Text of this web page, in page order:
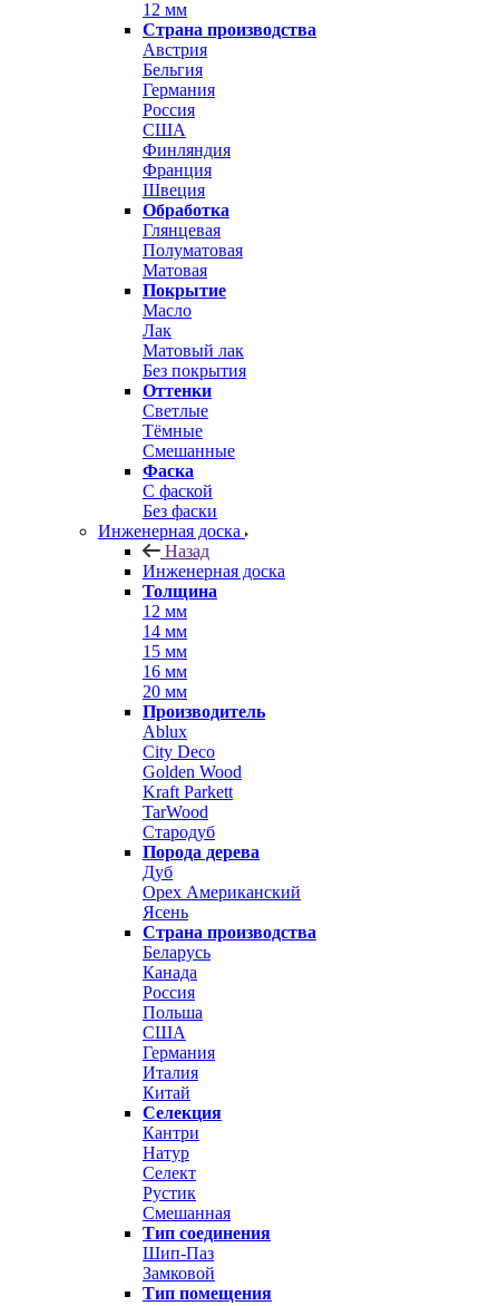
12 мм
Страна производства
Австрия
Бельгия
Германия
Россия
США
Финляндия
Франция
Швеция
Обработка
Глянцевая
Полуматовая
Матовая
Покрытие
Масло
Лак
Матовый лак
Без покрытия
Оттенки
Светлые
Тёмные
Смешанные
Фаска
С фаской
Без фаски
Инженерная доска
Назад
Инженерная доска
Толщина
12 мм
14 мм
15 мм
16 мм
20 мм
Производитель
Ablux
City Deco
Golden Wood
Kraft Parkett
TarWood
Стародуб
Порода дерева
Дуб
Орех Американский
Ясень
Страна производства
Беларусь
Канада
Россия
Польша
США
Германия
Италия
Китай
Селекция
Кантри
Натур
Селект
Рустик
Смешанная
Тип соединения
Шип-Паз
Замковой
Тип помещения